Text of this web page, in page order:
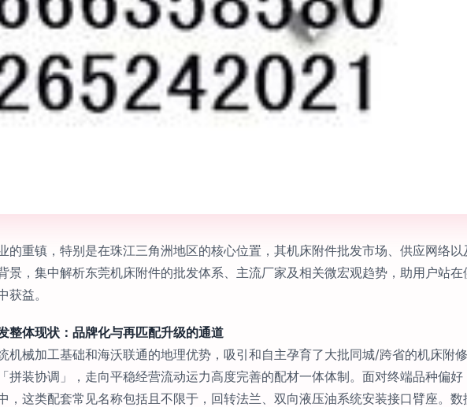
的重镇，特别是在珠江三角洲地区的核心位置，其机床附件批发市场、供应网络以
景，集中解析东莞机床附件的批发体系、主流厂家及相关微宏观趋势，助用户站
获益。
整体现状：品牌化与再匹配升级的通道
机械加工基础和海沃联通的地理优势，吸引和自主孕育了大批同城/跨省的机床附
拼装协调」，走向平稳经营流动运力高度完善的配材一体体制。面对终端品种偏
，这类配套常见名称包括且不限于，回转法兰、双向液压油系统安装接口臂座。